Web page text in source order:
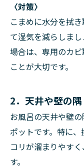
〈対策〉
こまめに水分を拭
て湿気を減らしま
場合は、専用のカ
ことが大切です。
2．天井や壁の隅
お風呂の天井や壁
ポットです。特に
コリが溜まりやす
す。